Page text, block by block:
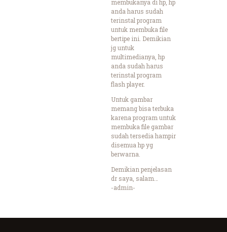
membukanya di hp, hp
anda harus sudah
terinstal program
untuk membuka file
bertipe ini. Demikian
jg untuk
multimedianya, hp
anda sudah harus
terinstal program
flash player.
Untuk gambar
memang bisa terbuka
karena program untuk
membuka file gambar
sudah tersedia hampir
disemua hp yg
berwarna.
Demikian penjelasan
dr saya, salam…
-admin-